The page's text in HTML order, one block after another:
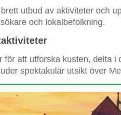
utbud av aktiviteter och
och lokalbefolkning.
för att utforska kusten, delta i
spektakulär utsikt över